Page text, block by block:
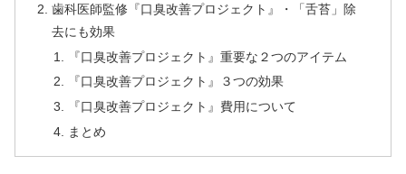
歯科医師監修『口臭改善プロジェクト』・「舌苔」除
去にも効果
『口臭改善プロジェクト』重要な２つのアイテム
『口臭改善プロジェクト』３つの効果
『口臭改善プロジェクト』費用について
まとめ